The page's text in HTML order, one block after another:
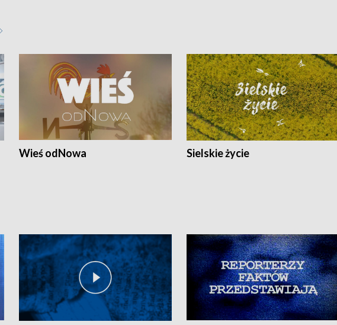
Wieś odNowa Sielskie życie